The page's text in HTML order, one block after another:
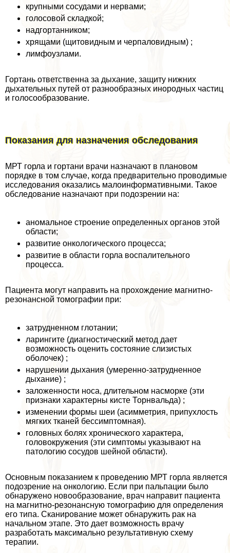
крупными сосудами и нервами;
голосовой складкой;
надгортанником;
хрящами (щитовидным и черпаловидным) ;
лимфоузлами.
Гортань ответственна за дыхание, защиту нижних
дыхательных путей от разнообразных инородных частиц
и голосообразование.
Показания для назначения обследования
МРТ горла и гортани врачи назначают в плановом
порядке в том случае, когда предварительно проводимые
исследования оказались малоинформативными. Такое
обследование назначают при подозрении на:
аномальное строение определенных органов этой
области;
развитие oнкoлoгического процесса;
развитие в области горла воспалительного
процесса.
Пациента могут направить на прохождение магнитно-
резонансной томографии при:
затрудненном глотании;
ларингите (диагностический метод дает
возможность оценить состояние слизистых
оболочек) ;
нарушении дыхания (умеренно-затрудненное
дыхание) ;
заложенности носа, длительном насморке (эти
признаки хаpaктерны кисте Торнвальда) ;
изменении формы шеи (асимметрия, припухлость
мягких тканей бессимптомная).
головных болях хронического хаpaктера,
головокружения (эти симптомы указывают на
патологию сосудов шейной области).
Основным показанием к проведению МРТ горла является
подозрение на oнкoлoгию. Если при пальпации было
обнаружено новообразование, врач направит пациента
на магнитно-резонансную томографию для определения
его типа. Сканирование может обнаружить paк на
начальном этапе. Это дает возможность врачу
разработать максимально результативную схему
терапии.